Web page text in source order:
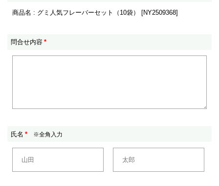
商品名 : グミ人気フレーバーセット（10袋） [NY2509368]
問合せ内容 *
氏名 * ※全角入力